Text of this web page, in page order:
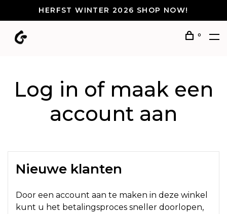
HERFST WINTER 2026 SHOP NOW!
0
Log in of maak een
account aan
Nieuwe klanten
Door een account aan te maken in deze winkel
kunt u het betalingsproces sneller doorlopen,